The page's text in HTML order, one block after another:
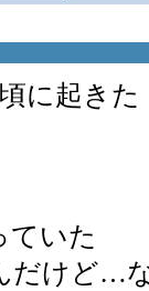
に起きた
ていた
だけど…